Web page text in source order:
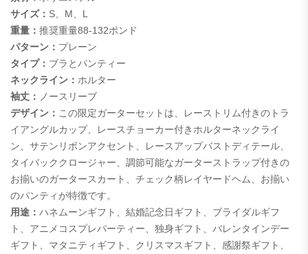
サイズ： S、M、L
重量： 推奨重量88-132ポンド
パターン： プレーン
タイプ： ブラとパンティー
ネックライン： ホルター
袖丈： ノースリーブ
デザイン： この限定ガーターセットは、レーストリム付きのトラ
イアングルカップ、レースチョーカー付きホルターネックライ
ン、サテンリボンアクセント、レースアップバストディテール、
タイバッククロージャー、調節可能なガーターストラップ付きの
お揃いのガータースカート、チェック柄レイヤードヘム、お揃い
のパンティが特徴です。
用途： ハネムーンギフト、結婚記念日ギフト、ブライダルギフ
ト、アニメコスプレパーティー、独身ギフト、バレンタインデー
ギフト、マタニティギフト、クリスマスギフト、感謝祭ギフト、